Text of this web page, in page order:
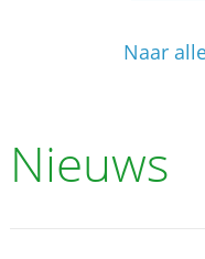
Naar
Nieuws